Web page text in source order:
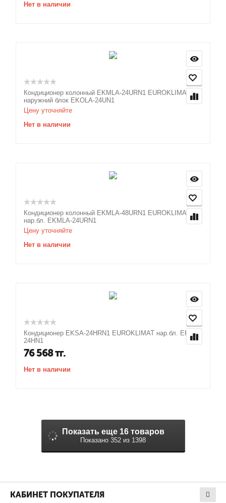
Нет в наличии
Кондиционер колонный EKMLA-24URN1 EUROKLIMAT
наружний блок EKOLA-24UN1
Цену уточняйте
Нет в наличии
Кондиционер колонный EKMLA-48URN1 EUROKLIMAT
нар.бл. EKMLA-24URN1
Цену уточняйте
Нет в наличии
Кондиционер EKSA-24HRN1 EUROKLIMAT нар.бл. EKOA-
24HN1
76 568тг.
Нет в наличии
Показать еще 16 товаров
Показано 352 из 1398
КАБИНЕТ ПОКУПАТЕЛЯ